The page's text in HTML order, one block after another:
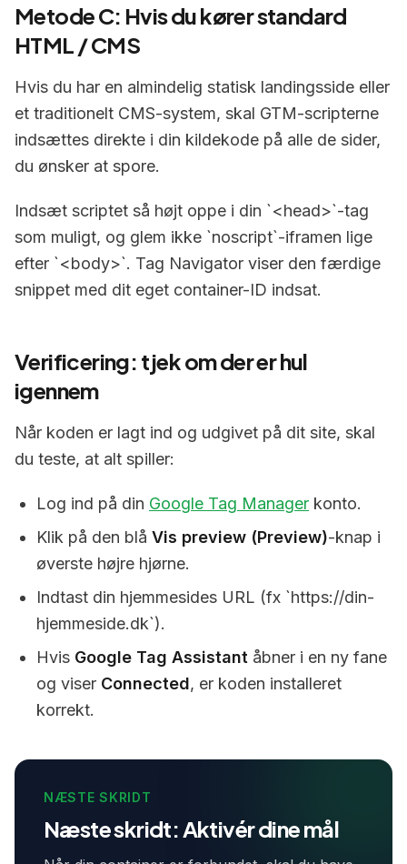
Metode C: Hvis du kører standard
HTML / CMS
Hvis du har en almindelig statisk landingsside eller
et traditionelt CMS-system, skal GTM-scripterne
indsættes direkte i din kildekode på alle de sider,
du ønsker at spore.
Indsæt scriptet så højt oppe i din `<head>`-tag
som muligt, og glem ikke `noscript`-iframen lige
efter `<body>`. Tag Navigator viser den færdige
snippet med dit eget container-ID indsat.
Verificering: tjek om der er hul
igennem
Når koden er lagt ind og udgivet på dit site, skal
du teste, at alt spiller:
Log ind på din Google Tag Manager konto.
Klik på den blå Vis preview (Preview)-knap i
øverste højre hjørne.
Indtast din hjemmesides URL (fx `https://din-
hjemmeside.dk`).
Hvis Google Tag Assistant åbner i en ny fane
og viser Connected, er koden installeret
korrekt.
NÆSTE SKRIDT
Næste skridt: Aktivér dine mål